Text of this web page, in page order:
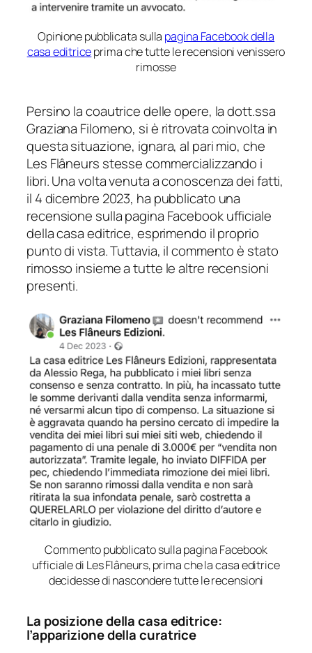
Opinione pubblicata sulla pagina Facebook della
casa editriceprima che tutte le recensioni venissero
rimosse
Persino la coautrice delle opere, la dott.ssa
Graziana Filomeno, si è ritrovata coinvolta in
questa situazione, ignara, al pari mio, che
Les Flâneurs stesse commercializzando i
libri. Una volta venuta a conoscenza dei fatti,
il 4 dicembre 2023, ha pubblicato una
recensione sulla pagina Facebook ufficiale
della casa editrice, esprimendo il proprio
punto di vista. Tuttavia, il commento è stato
rimosso insieme a tutte le altre recensioni
presenti.
Commento pubblicato sulla pagina Facebook
ufficiale di Les Flâneurs, prima che la casa editrice
decidesse di nascondere tutte le recensioni
La posizione della casa editrice:
l’apparizione dellacuratrice